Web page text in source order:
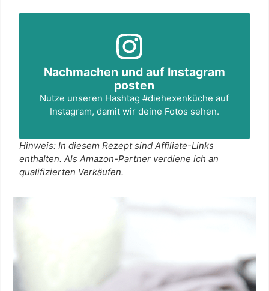
Nachmachen und auf Instagram
posten
Nutze unseren Hashtag#diehexenküche auf
Instagram, damit wir deine Fotos sehen.
Hinweis: In diesem Rezept sind Affiliate-Links
enthalten. Als Amazon-Partner verdiene ich an
qualifizierten Verkäufen.